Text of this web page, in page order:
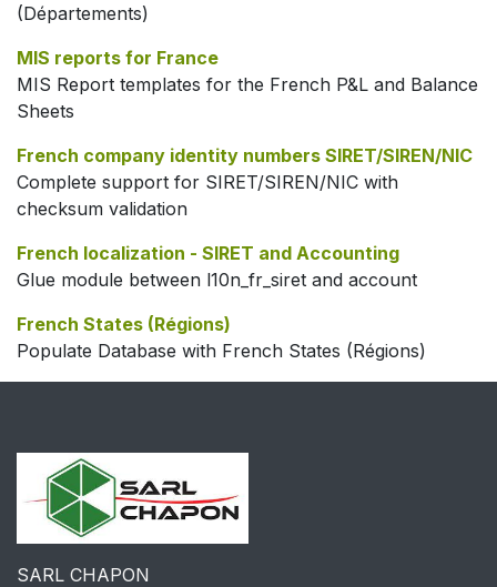
(Départements)
MIS reports for France
MIS Report templates for the French P&L and Balance
Sheets
French company identity numbers SIRET/SIREN/NIC
Complete support for SIRET/SIREN/NIC with
checksum validation
French localization - SIRET and Accounting
Glue module between l10n_fr_siret and account
French States (Régions)
Populate Database with French States (Régions)
SARL CHAPON